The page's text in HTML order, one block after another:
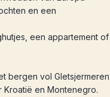
en een
een appartement of
bergen vol Gletsjermeren
en Montenegro.